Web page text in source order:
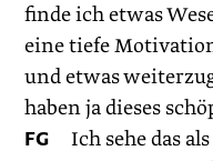
finde ich etwas
eine tiefe
und etwas
haben ja dieses
FG Ich sehe das